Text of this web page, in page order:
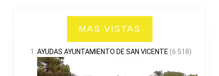
MAS VISTAS
AYUDAS AYUNTAMIENTO DE SAN VICENTE (6.518)